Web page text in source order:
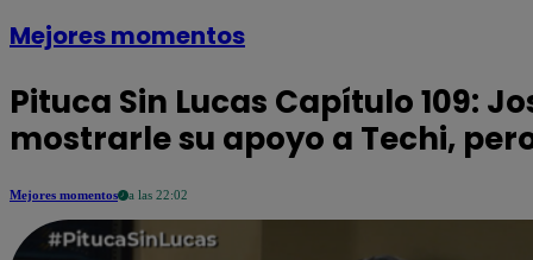
Mejores momentos
Pituca Sin Lucas Capítulo 109:
mostrarle su apoyo a Techi,
Mejores momentos a las 22:02